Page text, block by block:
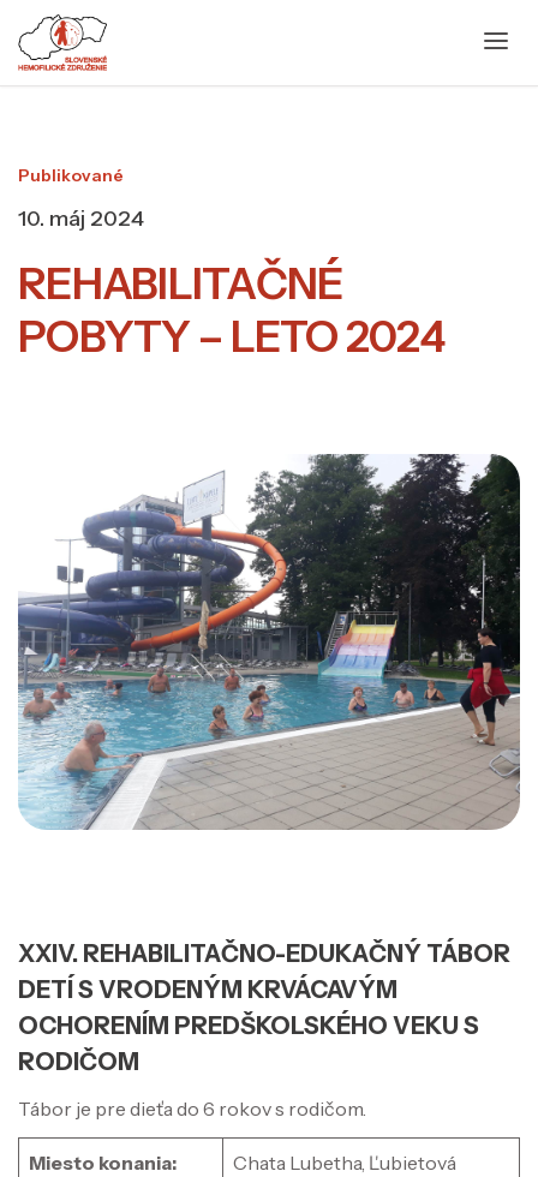
Publikované
10. máj 2024
REHABILITAČNÉ
POBYTY – LETO 2024
XXIV. REHABILITAČNO-EDUKAČNÝ TÁBOR
DETÍ S VRODENÝM KRVÁCAVÝM
OCHORENÍM PREDŠKOLSKÉHO VEKU S
RODIČOM
Tábor je pre dieťa do 6 rokov s rodičom.
Miesto konania: Chata Lubetha, Ľubietová